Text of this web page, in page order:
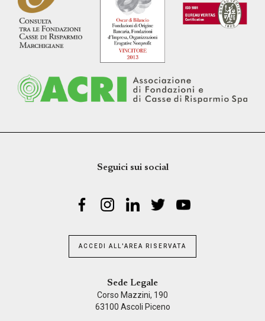
Seguici sui social
ACCEDI ALL'AREA RISERVATA
Sede Legale
Corso Mazzini, 190
63100 Ascoli Piceno